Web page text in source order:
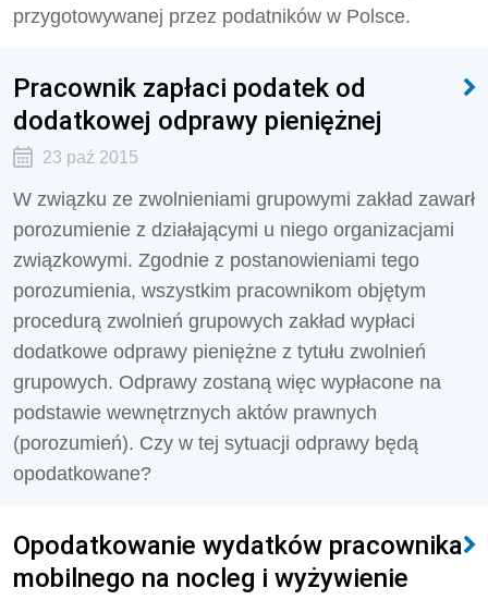
przygotowywanej przez podatników w Polsce.
Pracownik zapłaci podatek od
dodatkowej odprawy pieniężnej
23 paź 2015
W związku ze zwolnieniami grupowymi zakład zawarł
porozumienie z działającymi u niego organizacjami
związkowymi. Zgodnie z postanowieniami tego
porozumienia, wszystkim pracownikom objętym
procedurą zwolnień grupowych zakład wypłaci
dodatkowe odprawy pieniężne z tytułu zwolnień
grupowych. Odprawy zostaną więc wypłacone na
podstawie wewnętrznych aktów prawnych
(porozumień). Czy w tej sytuacji odprawy będą
opodatkowane?
Opodatkowanie wydatków pracownika
mobilnego na nocleg i wyżywienie